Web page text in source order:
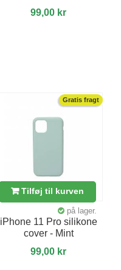
99,00 kr
Gratis fragt
Tilføj til kurven
på lager.
iPhone 11 Pro silikone
cover - Mint
99,00 kr